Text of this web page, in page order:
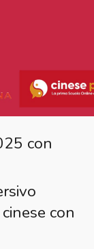
con
con